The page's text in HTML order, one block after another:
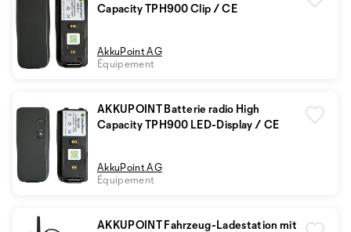
Capacity TPH900 Clip / CE
AkkuPoint AG
Équipement
AKKUPOINT Batterie radio High
Capacity TPH900 LED-Display / CE
AkkuPoint AG
Équipement
AKKUPOINT Fahrzeug-Ladestation mit